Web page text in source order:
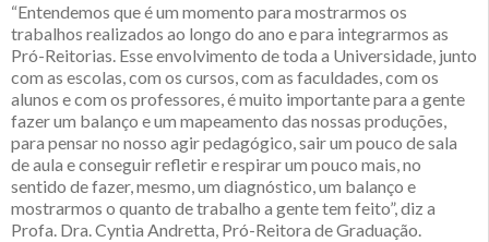
“Entendemos que é um momento para mostrarmos os
trabalhos realizados ao longo do ano e para integrarmos as
Pró-Reitorias. Esse envolvimento de toda a Universidade, junto
com as escolas, com os cursos, com as faculdades, com os
alunos e com os professores, é muito importante para a gente
fazer um balanço e um mapeamento das nossas produções,
para pensar no nosso agir pedagógico, sair um pouco de sala
de aula e conseguir refletir e respirar um pouco mais, no
sentido de fazer, mesmo, um diagnóstico, um balanço e
mostrarmos o quanto de trabalho a gente tem feito”, diz a
Profa. Dra. Cyntia Andretta, Pró-Reitora de Graduação.